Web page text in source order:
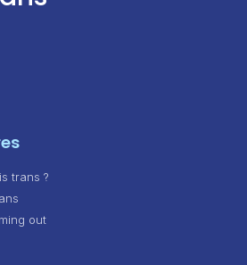
trans ?
out